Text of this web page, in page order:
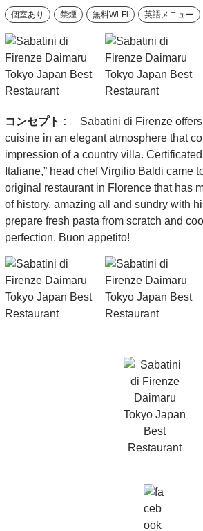
個室あり 禁煙 無料Wi-Fi 英語メニュー
コンセプト :
Sabatini di Firenze
cuisine in an elegant atmosphere that
impression of a country villa.
Italiane,” head chef Virgilio Baldi came
original restaurant in Florence that has
of history, amazing all and sundry with
prepare fresh pasta from scratch and
perfection. Buon appetito!